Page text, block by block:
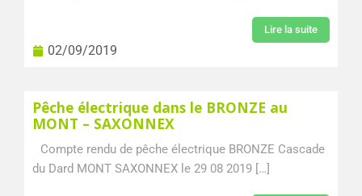
Lire la suite
02/09/2019
Pêche électrique dans le BRONZE au
MONT – SAXONNEX
Compte rendu de pêche électrique BRONZE Cascade
du Dard MONT SAXONNEX le 29 08 2019 […]